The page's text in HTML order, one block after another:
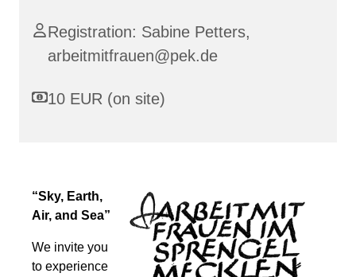
Registration: Sabine Petters,
arbeitmitfrauen@pek.de
10 EUR (on site)
“Sky, Earth,
Air, and Sea”
We invite you
to experience